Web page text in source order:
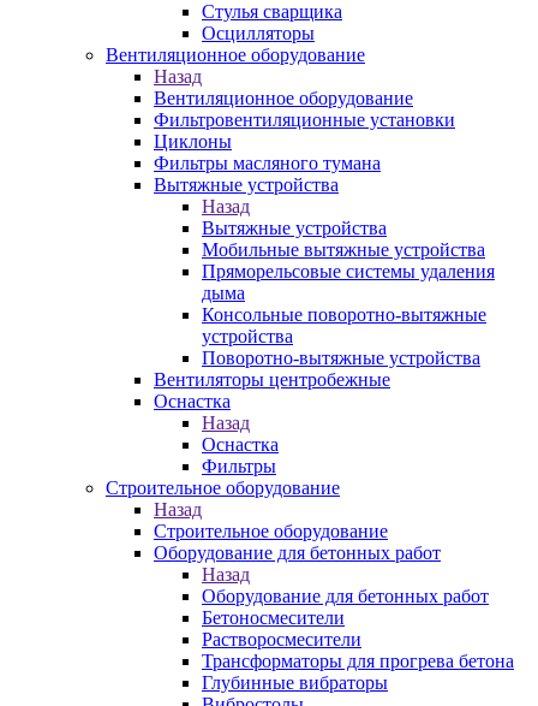
Стулья сварщика
Осцилляторы
Вентиляционное оборудование
Назад
Вентиляционное оборудование
Фильтровентиляционные установки
Циклоны
Фильтры масляного тумана
Вытяжные устройства
Назад
Вытяжные устройства
Мобильные вытяжные устройства
Пряморельсовые системы удаления
дыма
Консольные поворотно-вытяжные
устройства
Поворотно-вытяжные устройства
Вентиляторы центробежные
Оснастка
Назад
Оснастка
Фильтры
Строительное оборудование
Назад
Строительное оборудование
Оборудование для бетонных работ
Назад
Оборудование для бетонных работ
Бетоносмесители
Растворосмесители
Трансформаторы для прогрева бетона
Глубинные вибраторы